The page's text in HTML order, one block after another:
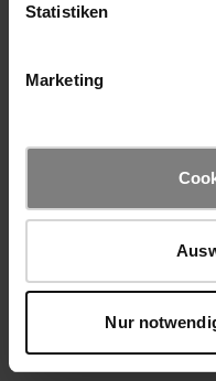
Statistiken
Marketing
Nur